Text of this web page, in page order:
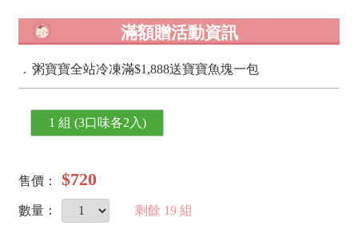
滿額贈活動資訊
． 粥寶寶全站冷凍滿$1,888送寶寶魚塊一包
1 組 (3口味各2入)
售價： $720
數量： 剩餘 19 組